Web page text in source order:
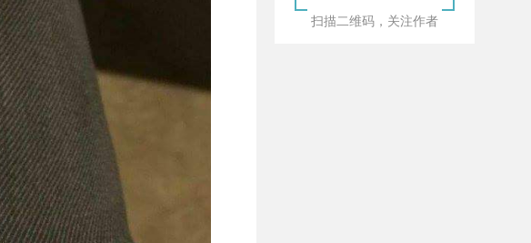
扫描二维码，关注作者